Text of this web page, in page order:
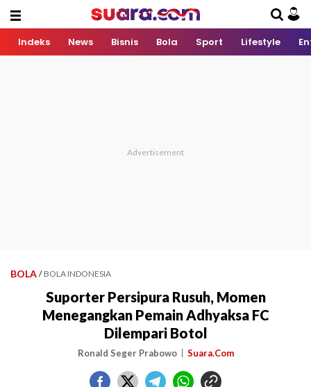
Indeks News Bisnis Bola Sport Lifestyle
BOLA / BOLA INDONESIA
Suporter Persipura Rusuh, Momen
Menegangkan Pemain Adhyaksa FC
Dilempari Botol
Ronald Seger Prabowo Suara.Com